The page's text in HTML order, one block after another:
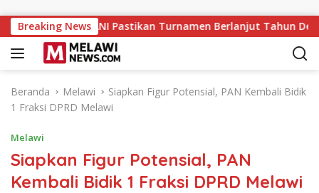
Breaking News
PERPANI Pastikan Turnamen Berlanjut Tahun Depan
Beranda Melawi
Siapkan Figur Potensial, PAN Kembali Bidik
1 Fraksi DPRD Melawi
Melawi
Siapkan Figur Potensial, PAN
Kembali Bidik 1 Fraksi DPRD Melawi